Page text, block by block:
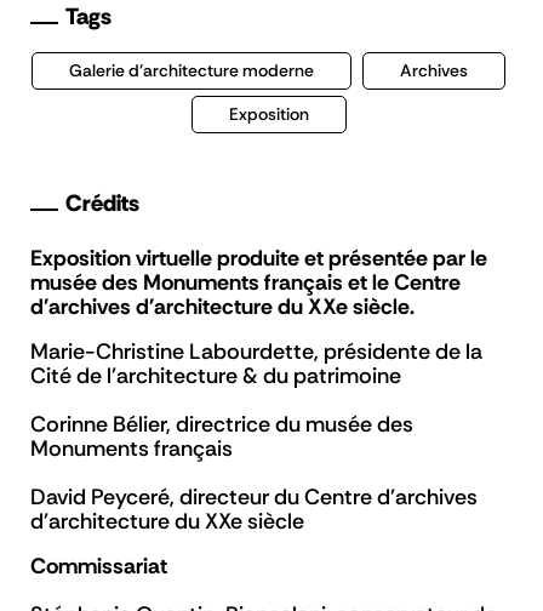
Tags
Galerie d'architecture moderne
Archives
Exposition
Crédits
Exposition virtuelle produite et présentée par le
musée des Monuments français et le Centre
d'archives d'architecture du XXe siècle.
Marie-Christine Labourdette, présidente de la
Cité de l'architecture & du patrimoine
Corinne Bélier, directrice du musée des
Monuments français
David Peyceré, directeur du Centre d'archives
d'architecture du XXe siècle
Commissariat